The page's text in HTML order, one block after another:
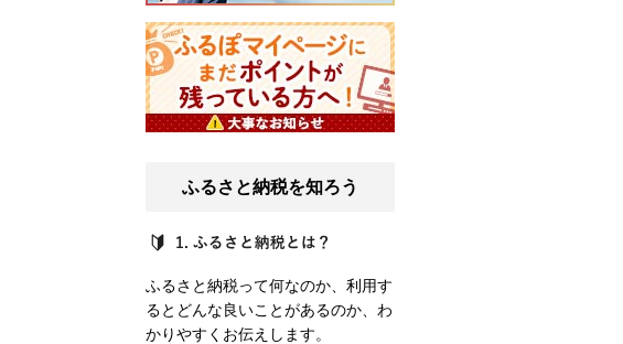
ふるさと納税を知ろう
ふるさと納税って何なのか、利用す
るとどんな良いことがあるのか、わ
かりやすくお伝えします。